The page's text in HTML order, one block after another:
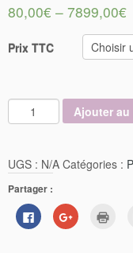
80,00€ – 7899,00€
Prix TTC
Ajouter
UGS : N/A Catégories :
Partager :
Cliquez
pour
partager
Cliquez
pour